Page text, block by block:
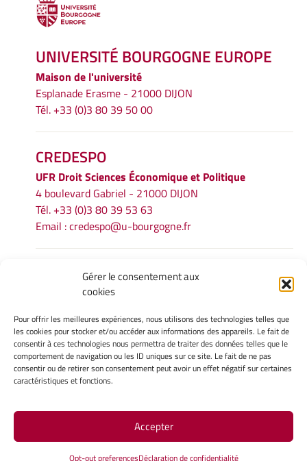
Gérer le consentement aux
cookies
Pour offrir les meilleures expériences, nous utilisons des technologies telles que
les cookies pour stocker et/ou accéder aux informations des appareils. Le fait de
consentir à ces technologies nous permettra de traiter des données telles que le
comportement de navigation ou les ID uniques sur ce site. Le fait de ne pas
consentir ou de retirer son consentement peut avoir un effet négatif sur certaines
caractéristiques et fonctions.
Accepter
Opt-out preferencesDéclaration de confidentialité
UNIVERSITÉ BOURGOGNE EUROPE
Maison de l'université
Esplanade Erasme - 21000 DIJON
Tél. +33 (0)3 80 39 50 00
CREDESPO
UFR Droit Sciences Économique et Politique
4 boulevard Gabriel - 21000 DIJON
Tél. +33 (0)3 80 39 53 63
Email :credespo@u-bourgogne.fr
INFORMATIONS LÉGALES
Mentions légales
Politique de cookies
Déclaration de confidentialité
Avertissement
INTRANET
Site Officiel - CREDESPO @ 2026